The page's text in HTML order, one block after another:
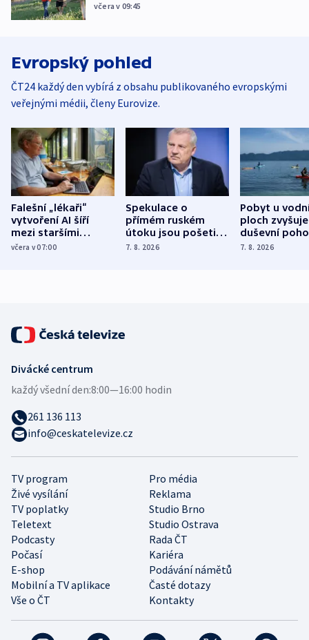
včera v 09:45
Evropský pohled
ČT24 každý den vybírá z obsahu publikovaného evropskými
veřejnými médii, členy Eurovize.
Falešní „lékaři“
vytvoření AI šíří
mezi staršími
Poláky nebezpečné
včera v 07:00
Spekulace o
přímém ruském
útoku jsou pošetilé,
míní estonský
7. 8. 2026
Pobyt u
ploch zvyšuje
duševní
ukázala
7. 8. 2026
TV program
Pro média
Živé vysílání
Reklama
TV poplatky
Studio Brno
Teletext
Studio Ostrava
Podcasty
Rada ČT
Počasí
Kariéra
E-shop
Podávání námětů
Mobilní a TV aplikace
Časté dotazy
Vše o ČT
Kontakty
Divácké centrum
každý všední den:8:00—16:00 hodin
261 136 113
info@ceskatelevize.cz